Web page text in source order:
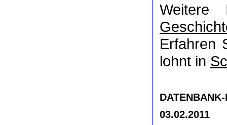
Weitere
Erfahren
lohnt in
03.02.2011